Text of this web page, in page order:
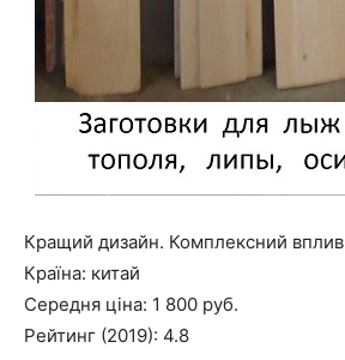
Кращий дизайн. Комплексний вплив
Країна: китай
Середня ціна: 1 800 руб.
Рейтинг (2019): 4.8